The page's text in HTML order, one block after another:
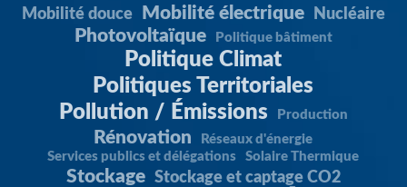
Mobilité douce Mobilité électrique Nucléaire
Photovoltaïque Politique bâtiment
Politique Climat
Politiques Territoriales
Pollution / Émissions
Production
Rénovation
Réseaux d'énergie
Services publics et délégations
Solaire Thermique
Stockage Stockage et captage CO2